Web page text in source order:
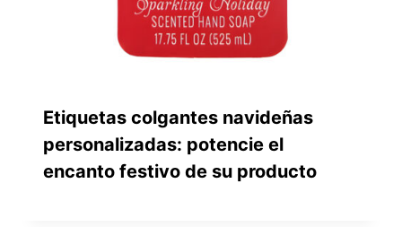
Etiquetas colgantes navideñas
personalizadas: potencie el
encanto festivo de su producto